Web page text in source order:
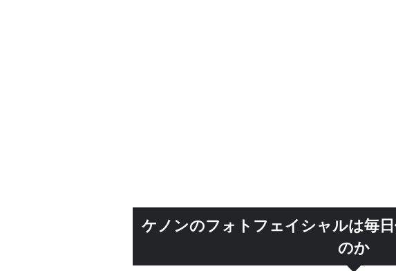
ケノンのフォトフェイシャルは毎
のか